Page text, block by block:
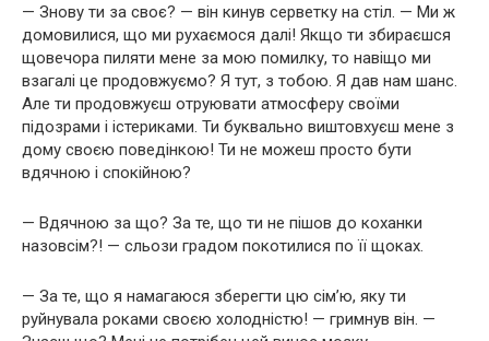
— Знову ти за своє? — він кинув серветку на стіл. — Ми ж
домовилися, що ми рухаємося далі! Якщо ти збираєшся
щовечора пиляти мене за мою помилку, то навіщо ми
взагалі це продовжуємо? Я тут, з тобою. Я дав нам шанс.
Але ти продовжуєш отруювати атмосферу своїми
підозрами і істериками. Ти буквально виштовхуєш мене з
дому своєю поведінкою! Ти не можеш просто бути
вдячною і спокійною?
— Вдячною за що? За те, що ти не пішов до коханки
назовсім?! — сльози градом покотилися по її щоках.
— За те, що я намагаюся зберегти цю сім’ю, яку ти
руйнувала роками своєю холодністю! — гримнув він. —